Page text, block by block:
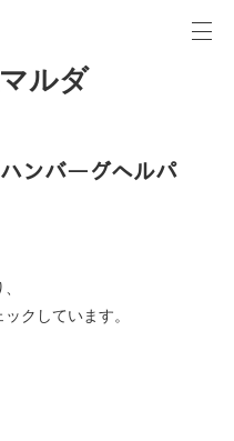
ルダ
ンバーグヘルパ
クしています。